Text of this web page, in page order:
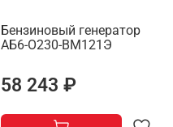
Бензиновый генератор
АБ6-О230-ВМ121Э
58 243 ₽